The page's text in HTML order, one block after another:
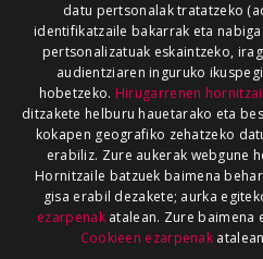
datu pertsonalak tratatzeko
identifikatzaile bakarrak eta
pertsonalizatuak eskaintzeko,
audientziaren inguruko
hobetzeko. Hirugarrenen
ditzakete helburu hauetarako eta
kokapen geografiko zehatzeko
erabiliz. Zure aukerak webgune
Hornitzaile batzuek baimena
gisa erabil dezakete; aurka
ezarpenakatalean. Zure baimena
Cookieen ezarpenak